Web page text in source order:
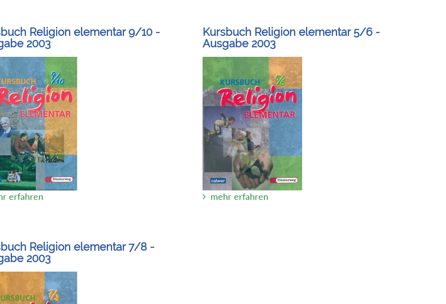
Religion elementar 9/10 -
2003
erfahren
Kursbuch Religion elementar 5/6 -
Ausgabe 2003
mehr erfahren
Religion elementar 7/8 -
2003